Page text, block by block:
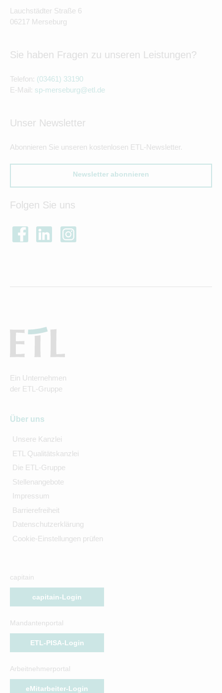
Lauchstädter Straße 6
06217 Merseburg
Sie haben Fragen zu unseren Leistungen?
Telefon: (03461) 33190
E-Mail: sp-merseburg@etl.de
Unser Newsletter
Abonnieren Sie unseren kostenlosen ETL-Newsletter.
Newsletter abonnieren
Folgen Sie uns
Ein Unternehmen
der ETL-Gruppe
Über uns
Unsere Kanzlei
ETL Qualitätskanzlei
Die ETL-Gruppe
Stellenangebote
Impressum
Barrierefreiheit
Datenschutzerklärung
Cookie-Einstellungen prüfen
capitain
capitain-Login
Mandantenportal
ETL-PISA-Login
Arbeitnehmerportal
eMitarbeiter-Login